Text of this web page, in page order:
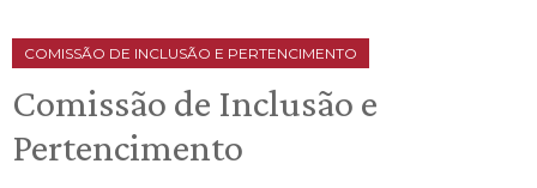
COMISSÃO DE INCLUSÃO E PERTENCIMENTO
Comissão de Inclusão e
Pertencimento